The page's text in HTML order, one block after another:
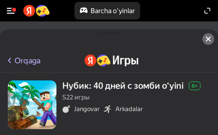
Barcha o'yinlar
Orqaga
Нубик: 40 дней с зомби oʻyini 6+
S22 игры
Jangovar
Arkadalar